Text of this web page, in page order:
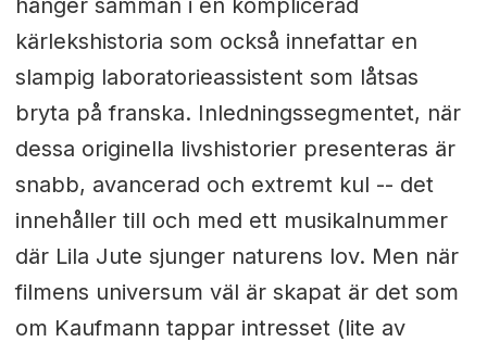
hänger samman i en komplicerad
kärlekshistoria som också innefattar en
slampig laboratorieassistent som låtsas
bryta på franska. Inledningssegmentet, när
dessa originella livshistorier presenteras är
snabb, avancerad och extremt kul -- det
innehåller till och med ett musikalnummer
där Lila Jute sjunger naturens lov. Men när
filmens universum väl är skapat är det som
om Kaufmann tappar intresset (lite av